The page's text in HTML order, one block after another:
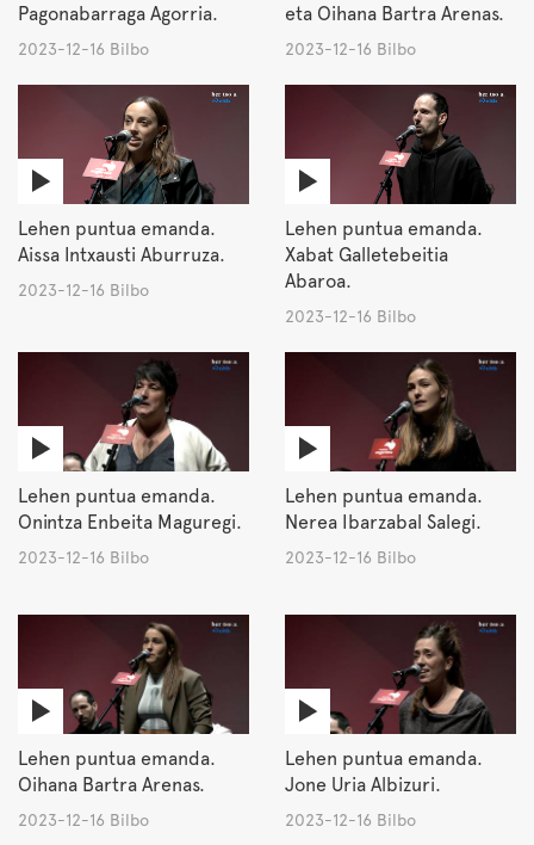
Pagonabarraga Agorria.
2023-12-16 Bilbo
eta Oihana Bartra Arenas.
2023-12-16 Bilbo
Lehen puntua emanda.
Aissa Intxausti Aburruza.
2023-12-16 Bilbo
Lehen puntua emanda.
Xabat Galletebeitia
Abaroa.
2023-12-16 Bilbo
Lehen puntua emanda.
Onintza Enbeita Maguregi.
2023-12-16 Bilbo
Lehen puntua emanda.
Nerea Ibarzabal Salegi.
2023-12-16 Bilbo
Lehen puntua emanda.
Oihana Bartra Arenas.
2023-12-16 Bilbo
Lehen puntua emanda.
Jone Uria Albizuri.
2023-12-16 Bilbo